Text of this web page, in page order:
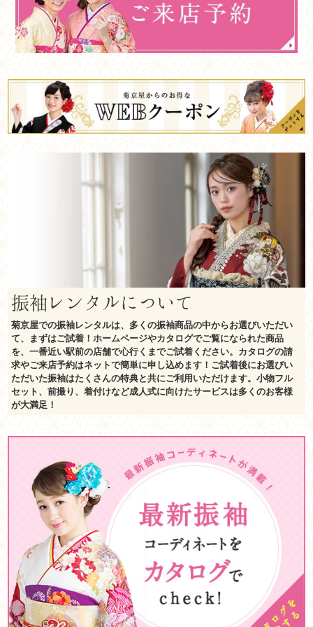
振袖レンタルについて
菊京屋での振袖レンタルは、多くの振袖商品の中からお選びいただい
て、まずはご試着！ホームページやカタログでご覧になられた商品
を、一番近い駅前の店舗で心行くまでご試着ください。カタログの請
求やご来店予約はネットで簡単に申し込めます！ご試着後にお選びい
ただいた振袖はたくさんの特典と共にご利用いただけます。小物フル
セット、前撮り、着付けなど成人式に向けたサービスは多くのお客様
が大満足！